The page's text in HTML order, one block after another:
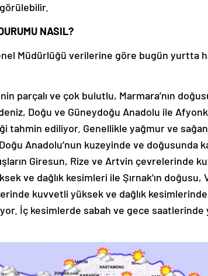
NASIL?
Müdürlüğü verilerine göre bugün yurtta
parçalı ve çok bulutlu, Marmara’nın
Doğu ve Güneydoğu Anadolu ile
tahmin ediliyor. Genellikle yağmur ve
Anadolu’nun kuzeyinde ve doğusunda
Giresun, Rize ve Artvin çevrelerinde
ve dağlık kesimleri ile Şırnak’ın doğusu,
kuvvetli yüksek ve dağlık
İç kesimlerde sabah ve gece